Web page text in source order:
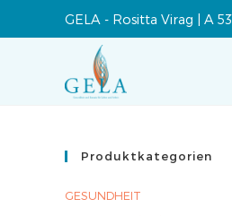
GELA - Rositta Virag | A
Produktkategorien
GESUNDHEIT